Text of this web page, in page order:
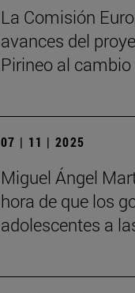
La Comisión
avances del
Pirineo al
07 | 11 | 2025
Miguel Ángel
hora de que los
adolescentes a